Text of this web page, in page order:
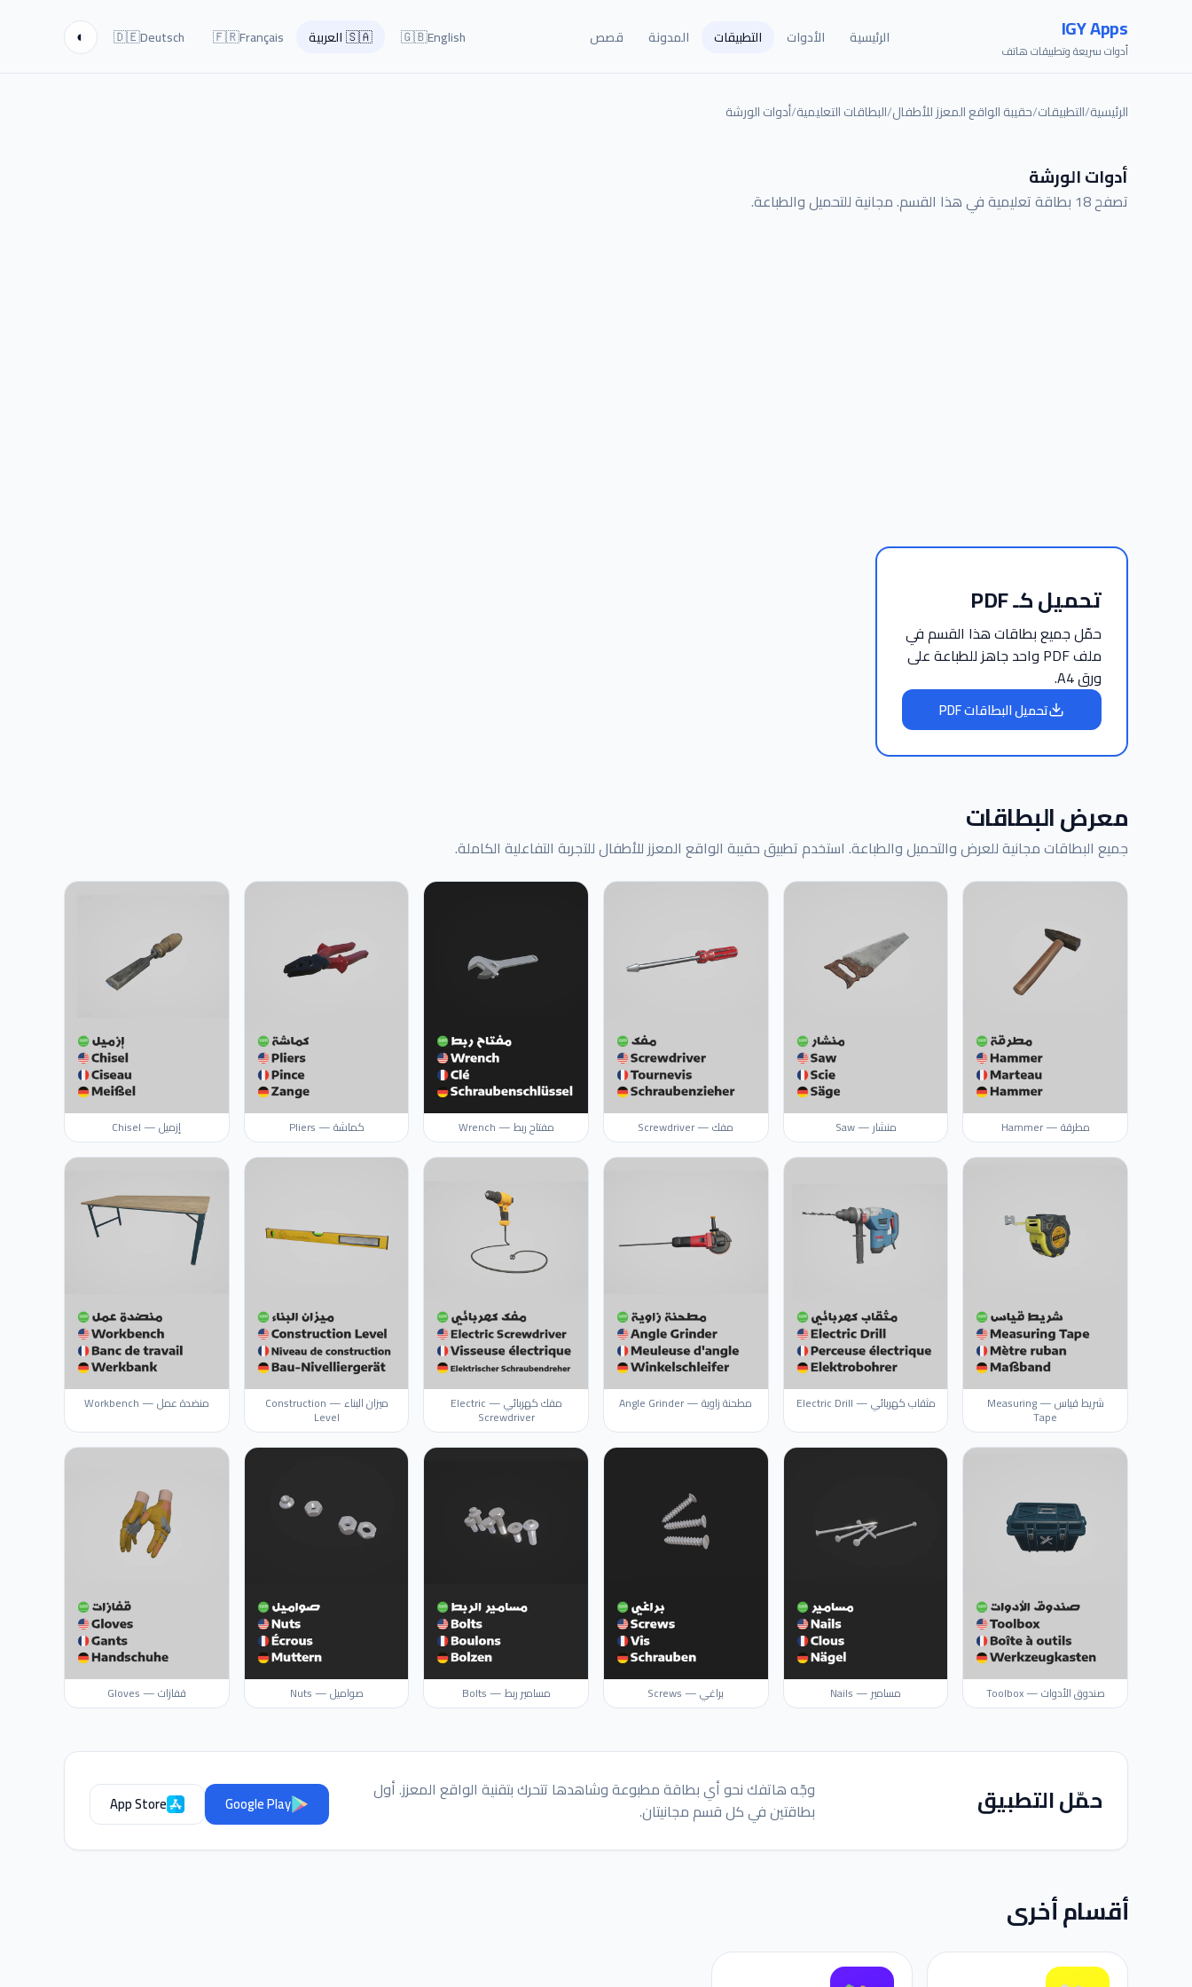
IGY Apps
أدوات سريعة وتطبيقات هاتف
الرئيسية الأدوات التطبيقات المدونة قصص 🇬🇧English
🇸🇦العربية 🇫🇷Français
🇩🇪Deutsch
◐
الرئيسية/التطبيقات/حقيبة الواقع المعزز للأطفال/البطاقات التعليمية/أدوات الورشة
أدوات الورشة
تصفح 18 بطاقة تعليمية في هذا القسم. مجانية للتحميل والطباعة.
تحميل كـ PDF
حمّل جميع بطاقات هذا القسم في
ملف PDF واحد جاهز للطباعة على
ورق A4.
تحميل البطاقات PDF
معرض البطاقات
جميع البطاقات مجانية للعرض والتحميل والطباعة. استخدم تطبيق حقيبة الواقع المعزز للأطفال للتجربة التفاعلية الكاملة.
مطرقة — Hammer منشار — Saw مفك — Screwdriver مفتاح ربط — Wrench كماشة — Pliers إزميل — Chisel
شريط قياس — Measuring
Tape
مثقاب كهربائي — Electric Drill مطحنة زاوية — Angle Grinder مفك كهربائي — Electric
Screwdriver
ميزان البناء — Construction
Level
منضدة عمل — Workbench
صندوق الأدوات — Toolbox مسامير — Nails براغي — Screws مسامير ربط — Bolts صواميل — Nuts قفازات — Gloves
حمّل التطبيق
وجّه هاتفك نحو أي بطاقة مطبوعة وشاهدها تتحرك بتقنية الواقع المعزز. أول
بطاقتين في كل قسم مجانيتان.
Google Play
App Store
أقسام أخرى